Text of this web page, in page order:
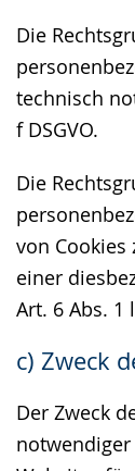
Die
technisch
f DSGVO.
Die
von Cookies
einer
Art. 6 Abs. 1
c) Zweck
Der Zweck